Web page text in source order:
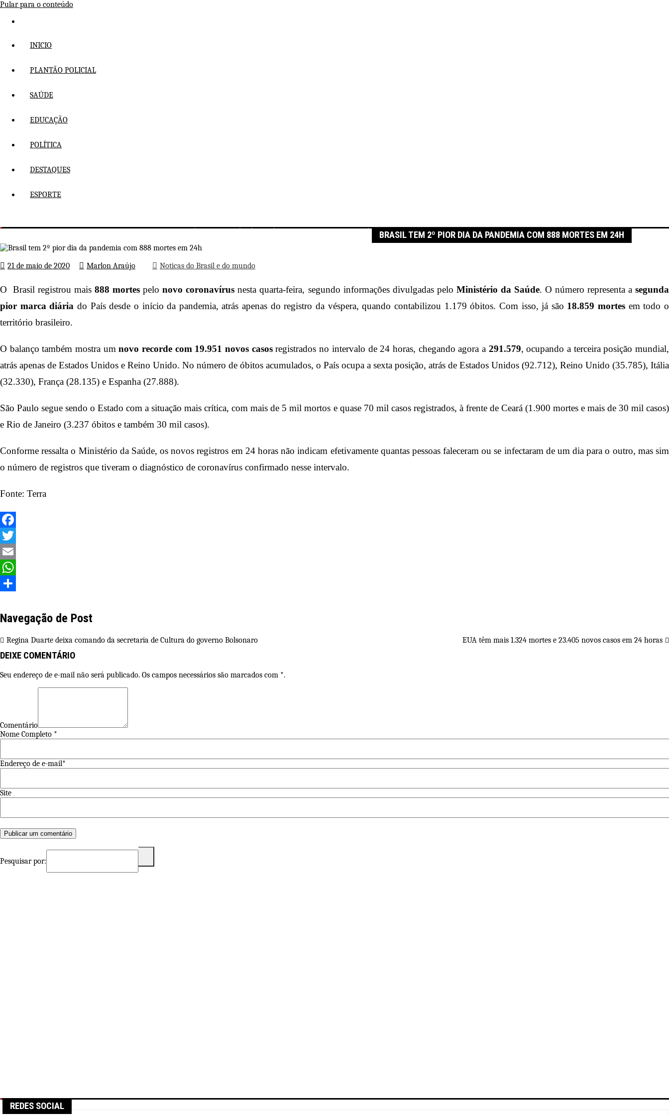
Pular para o conteúdo
INICIO
PLANTÃO POLICIAL
SAÚDE
EDUCAÇÃO
POLÍTICA
DESTAQUES
ESPORTE
Brasil tem 2º pior dia da pandemia com 888 mortes em 24h BRASIL TEM 2º PIOR DIA DA PANDEMIA COM 888 MORTES EM 24H
21 de maio de 2020 Marlon Araújo Noticas do Brasil e do mundo
O Brasil registrou mais888 mortes pelonovo coronavírus nesta quarta-feira, segundo informações divulgadas pelo Ministério da Saúde. O número representa asegunda
pior marca diária do País desde o início da pandemia, atrás apenas do registro da véspera, quando contabilizou 1.179 óbitos. Com isso, já são 18.859 mortes em todo o
território brasileiro.
O balanço também mostra umnovo recorde com 19.951 novos casosregistrados no intervalo de 24 horas, chegando agora a 291.579, ocupando a terceira posição mundial,
atrás apenas de Estados Unidos e Reino Unido. No número de óbitos acumulados, o País ocupa a sexta posição, atrás de Estados Unidos (92.712), Reino Unido (35.785), Itália
(32.330), França (28.135) e Espanha (27.888).
São Paulo segue sendo o Estado com a situação mais crítica, com mais de 5 mil mortos e quase 70 mil casos registrados, à frente de Ceará (1.900 mortes e mais de 30 mil casos)
e Rio de Janeiro (3.237 óbitos e também 30 mil casos).
Conforme ressalta o Ministério da Saúde, os novos registros em 24 horas não indicam efetivamente quantas pessoas faleceram ou se infectaram de um dia para o outro, mas sim
o número de registros que tiveram o diagnóstico de coronavírus confirmado nesse intervalo.
Fonte: Terra
Facebook
Twitter
Email
WhatsApp
Navegação de Post
Regina Duarte deixa comando da secretaria de Cultura do governo Bolsonaro EUA têm mais 1.324 mortes e 23.405 novos casos em 24 horas
DEIXE COMENTÁRIO
Seu endereço de e-mail não será publicado. Os campos necessários são marcados com *.
Comentário
Nome Completo *
Endereço de e-mail*
Site
Pesquisar por:
REDES SOCIAL